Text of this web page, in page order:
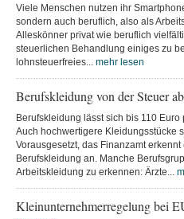
Viele Menschen nutzen ihr
sondern auch beruflich, also als
Alleskönner privat wie beruflich
steuerlichen Behandlung einiges zu
lohnsteuerfreies... mehr lesen
Berufskleidung von der Steuer
Berufskleidung lässt sich bis 110
Auch hochwertigere Kleidungsstücke
Vorausgesetzt, das Finanzamt
Berufskleidung an. Manche
Arbeitskleidung zu erkennen: Ärzte...
Kleinunternehmerregelung bei